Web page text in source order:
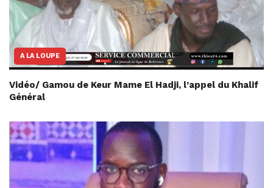
A LA LOUPE
Vidéo/ Gamou de Keur Mame El Hadji, l’appel du Khalif
Général